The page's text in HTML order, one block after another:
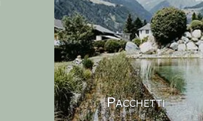
Pacchetti